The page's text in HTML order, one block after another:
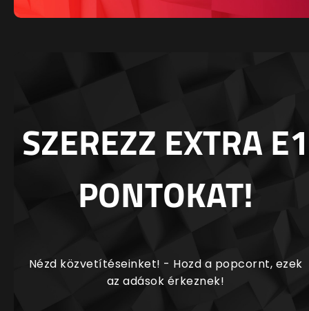
SZEREZZ EXTRA E1
PONTOKAT!
Nézd közvetítéseinket! - Hozd a popcornt, ezek
az adások érkeznek!